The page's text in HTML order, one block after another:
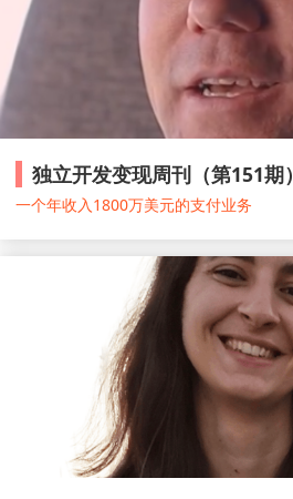
独立开发变现周刊（第151期）
一个年收入1800万美元的支付业务